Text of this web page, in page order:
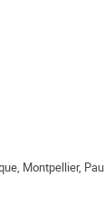
Montpellier,